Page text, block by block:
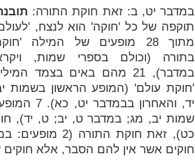
במדבר יט, ב: זאת חוקת התורה:
תוקפה של כל 'חוקה' הוא לנצח,
מתוך 28 מופעים של המילה
בתורה (וכולם בספרי שמות,
במדבר), 21 מהם באים בצמד
'חוקת עולם' (המופע הראשון בשמות
כט), זאת חוקת
חוקים אשר אין להם הסבר, אלא